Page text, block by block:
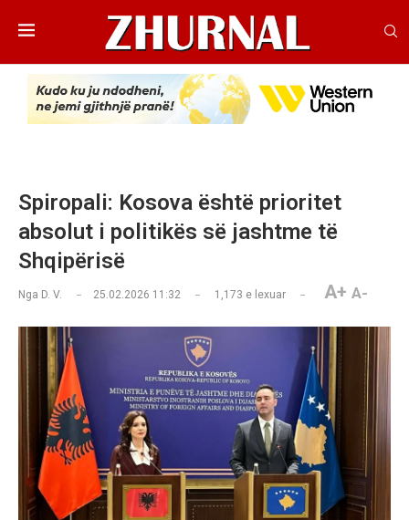
Spiropali: Kosova është prioritet
absolut i politikës së jashtme të
Shqipërisë
Nga D. V. 25.02.2026 11:32 1,173 e lexuar A+ A-